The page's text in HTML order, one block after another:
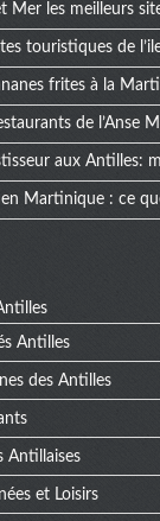
Mer les meilleurs
touristiques de
frites à la
de l’Anse
aux Antilles:
Martinique : ce
Antilles
des Antilles
Antillaises
et Loisirs